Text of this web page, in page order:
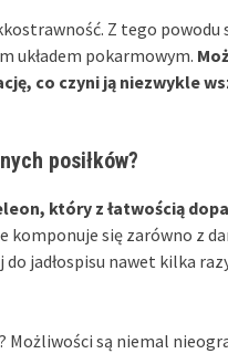
Z tego powodu
układem pokarmowym.
co czyni ją niezwykle
posiłków?
który z łatwością
komponuje się zarówno z
do jadłospisu nawet kilka
Możliwości są niemal